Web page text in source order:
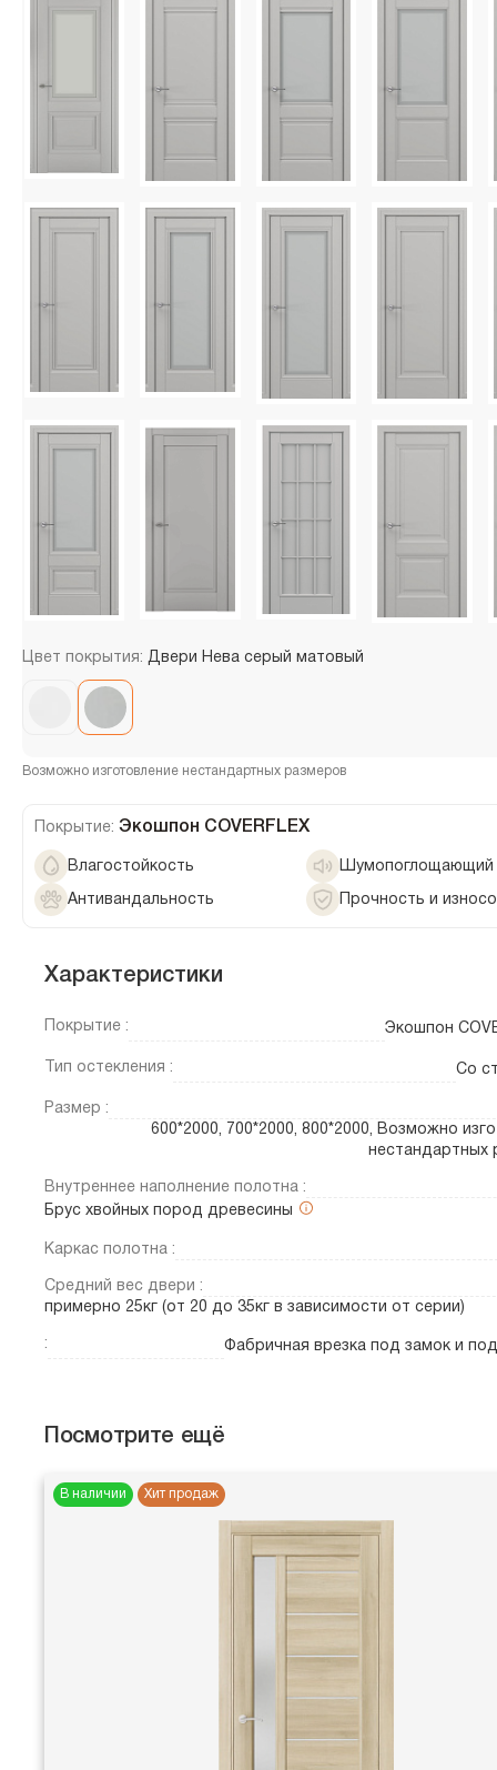
Цвет покрытия: Двери Нева серый матовый
Возможно изготовление нестандартных размеров
Покрытие: Экошпон COVERFLEX
Влагостойкость Шумопоглощающий
Антивандальность Прочность и
Характеристики
Покрытие : Экошпон
Тип остекления : Со
Размер :
600*2000, 700*2000, 800*2000, Возможно
нестандартных
Внутреннее наполнение полотна :
Брус хвойных пород древесины
Каркас полотна :
Средний вес двери :
примерно 25кг (от 20 до 35кг в зависимости от серии)
: Фабричная врезка под замок и
Посмотрите ещё
В наличии Хит продаж